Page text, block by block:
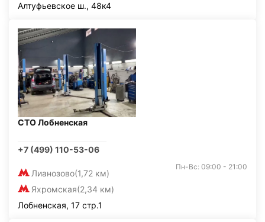
Алтуфьевское ш., 48к4
СТО Лобненская
+7 (499) 110-53-06
Лианозово(1,72 км)
Яхромская(2,34 км)
Пн-Вс: 09:00 - 21:00
Лобненская, 17 стр.1